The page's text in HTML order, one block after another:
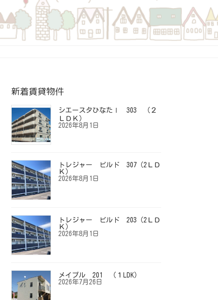
新着賃貸物件
シエースタひなたⅠ 303 （２
ＬＤＫ）
2026年8月1日
トレジャー ビルド 307（2ＬＤ
Ｋ）
2026年8月1日
トレジャー ビルド 203（2ＬＤ
Ｋ）
2026年8月1日
メイプル 201 （１LDK）
2026年7月26日